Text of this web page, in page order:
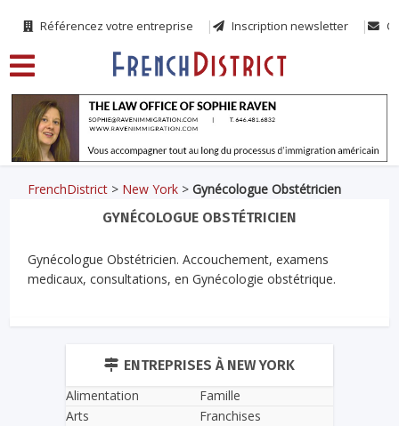
Référencez votre entreprise Inscription newsletter
FrenchDistrict > New York >Gynécologue Obstétricien
GYNÉCOLOGUE OBSTÉTRICIEN
Gynécologue Obstétricien. Accouchement, examens
medicaux, consultations, en Gynécologie obstétrique.
ENTREPRISES À NEW YORK
Alimentation
Arts
Famille
Franchises